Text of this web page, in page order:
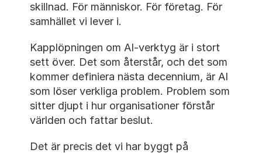
skillnad. För människor. För företag. För
samhället vi lever i.
Kapplöpningen om AI-verktyg är i stort
sett över. Det som återstår, och det som
kommer definiera nästa decennium, är AI
som löser verkliga problem. Problem som
sitter djupt i hur organisationer förstår
världen och fattar beslut.
Det är precis det vi har byggt på